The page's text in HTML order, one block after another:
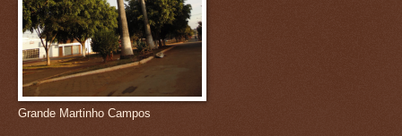
Grande Martinho Campos